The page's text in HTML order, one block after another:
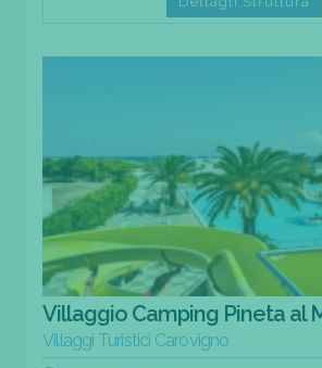
Villaggio Camping Pineta al
Villaggi Turistici Carovigno